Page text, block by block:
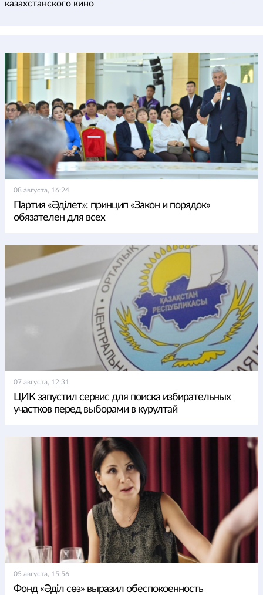
казахстанского кино
08 августа, 16:24
Партия «Әділет»: принцип «Закон и порядок»
обязателен для всех
07 августа, 12:31
ЦИК запустил сервис для поиска избирательных
участков перед выборами в курултай
05 августа, 15:56
Фонд «Әділ сөз» выразил обеспокоенность